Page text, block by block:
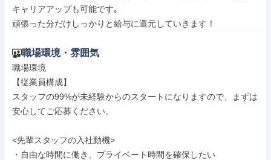
キャリアアップも可能です｡
頑張った分だけしっかりと給与に還元していきます！
職場環境・雰囲気
職場環境
【従業員構成】
スタッフの99%が未経験からのスタートになりますので、まずは
安心してご応募ください。
<先輩スタッフの入社動機>
・自由な時間に働き、プライベート時間を確保したい